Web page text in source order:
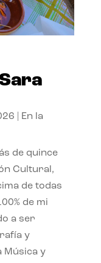
En la
de quince
Cultural,
de todas
de mi
a ser
y
Música y